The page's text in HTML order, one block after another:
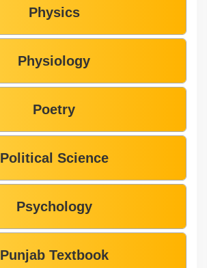
Physics
Physiology
Poetry
Political Science
Psychology
Punjab Textbook